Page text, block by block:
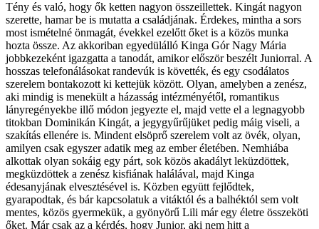
Tény és való, hogy ők ketten nagyon összeillettek. Kingát nagyon
szerette, hamar be is mutatta a családjának. Érdekes, mintha a sors
most ismételné önmagát, évekkel ezelőtt őket is a közös munka
hozta össze. Az akkoriban egyedülálló Kinga Gór Nagy Mária
jobbkezeként igazgatta a tanodát, amikor először beszélt Juniorral. A
hosszas telefonálásokat randevúk is követték, és egy csodálatos
szerelem bontakozott ki kettejük között. Olyan, amelyben a zenész,
aki mindig is menekült a házasság intézményétől, romantikus
lányregényekbe illő módon jegyezte el, majd vette el a legnagyobb
titokban Dominikán Kingát, a jegygyűrűjüket pedig máig viseli, a
szakítás ellenére is. Mindent elsöprő szerelem volt az övék, olyan,
amilyen csak egyszer adatik meg az ember életében. Nemhiába
alkottak olyan sokáig egy párt, sok közös akadályt leküzdöttek,
megküzdöttek a zenész kisfiának halálával, majd Kinga
édesanyjának elvesztésével is. Közben együtt fejlődtek,
gyarapodtak, és bár kapcsolatuk a vitáktól és a balhéktól sem volt
mentes, közös gyermekük, a gyönyörű Lili már egy életre összeköti
őket. Már csak az a kérdés, hogy Junior, aki nem hitt a